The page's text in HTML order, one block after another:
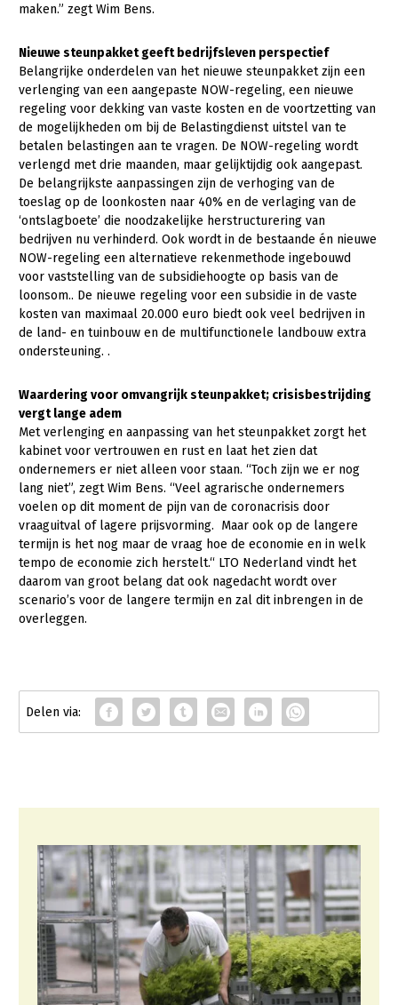
Akkerbouw
Biologische Landbouw
Bollenteelt
Bomen, vaste planten en zomerbloemen
Fruitteelt
Glastuinbouw
Paddenstoelen
Vollegrondsgroente
Multifunctionele landbouw
Multifunctioneel
Onderwerpen
Nieuws
Nieuwsabonnement
Webinars
Over LTO
LTO Nederland
Mensen
Medewerkers
Vakgroepbestuurders
Vacatures
maken.” zegt Wim Bens.
Nieuwe steunpakket geeft bedrijfsleven perspectief
Belangrijke onderdelen van het nieuwe steunpakket zijn een
verlenging van een aangepaste NOW-regeling, een nieuwe
regeling voor dekking van vaste kosten en de voortzetting van
de mogelijkheden om bij de Belastingdienst uitstel van te
betalen belastingen aan te vragen. De NOW-regeling wordt
verlengd met drie maanden, maar gelijktijdig ook aangepast.
De belangrijkste aanpassingen zijn de verhoging van de
toeslag op de loonkosten naar 40% en de verlaging van de
‘ontslagboete’ die noodzakelijke herstructurering van
bedrijven nu verhinderd. Ook wordt in de bestaande én nieuwe
NOW-regeling een alternatieve rekenmethode ingebouwd
voor vaststelling van de subsidiehoogte op basis van de
loonsom.. De nieuwe regeling voor een subsidie in de vaste
kosten van maximaal 20.000 euro biedt ook veel bedrijven in
de land- en tuinbouw en de multifunctionele landbouw extra
ondersteuning. .
Waardering voor omvangrijk steunpakket; crisisbestrijding
vergt lange adem
Met verlenging en aanpassing van het steunpakket zorgt het
kabinet voor vertrouwen en rust en laat het zien dat
ondernemers er niet alleen voor staan. “Toch zijn we er nog
lang niet”, zegt Wim Bens. “Veel agrarische ondernemers
voelen op dit moment de pijn van de coronacrisis door
vraaguitval of lagere prijsvorming. Maar ook op de langere
termijn is het nog maar de vraag hoe de economie en in welk
tempo de economie zich herstelt.“ LTO Nederland vindt het
daarom van groot belang dat ook nagedacht wordt over
scenario’s voor de langere termijn en zal dit inbrengen in de
overleggen.